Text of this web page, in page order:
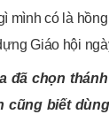
mình có là
Giáo hội
đã chọn
cũng biết